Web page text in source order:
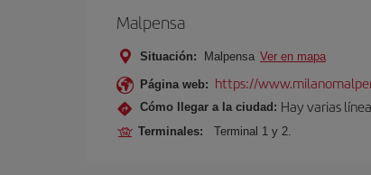
Malpensa
Situación: Malpensa Ver en mapa
Página web: https://
Cómo llegar a la ciudad: Hay varias
Terminales: Terminal 1 y 2.